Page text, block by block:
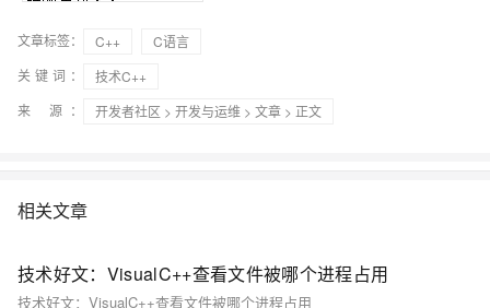
文章标签： C++
C语言
关键词：
技术C++
来 源：
开发者社区 > 开发与运维 > 文章 > 正文
相关文章
技术好文：VisualC++查看文件被哪个进程占用
技术好文：VisualC++查看文件被哪个进程占用